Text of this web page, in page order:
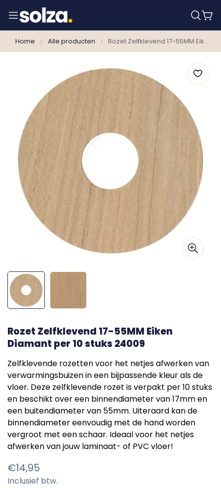
Home Alle producten Rozet Zelfklevend 17-55MM Eiken Diamant per 10 stuks 24009
Rozet Zelfklevend 17-55MM Eiken
Diamant per 10 stuks 24009
Zelfklevende rozetten voor het netjes afwerken van
verwarmingsbuizen in een bijpassende kleur als de
vloer. Deze zelfklevende rozet is verpakt per 10 stuks
en beschikt over een binnendiameter van 17mm en
een buitendiameter van 55mm. Uiteraard kan de
binnendiameter eenvoudig met de hand worden
vergroot met een schaar. Ideaal voor het netjes
afwerken van jouw laminaat- of PVC vloer!
Normale
prijs
€14,95
Inclusief btw.